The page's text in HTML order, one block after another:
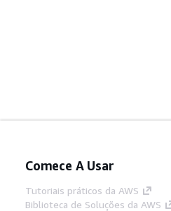
Comece A Usar
Tutoriais práticos da AWS
Biblioteca de Soluções da AWS